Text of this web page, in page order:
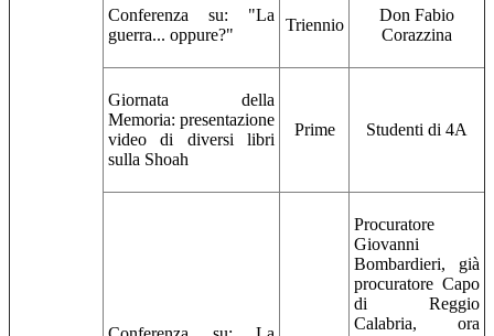
Conferenza su: "La
guerra... oppure?"
Triennio
Don Fabio
Corazzina
Giornata della
Memoria: presentazione
video di diversi libri
sulla Shoah
Prime Studenti di 4A
Procuratore
Giovanni
Bombardieri, già
procuratore Capo
di Reggio
Calabria, ora